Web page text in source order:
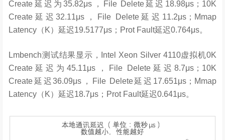
Create延迟为35.82μs，File Delete延迟18.98μs；10K
Create延迟32.11μs，File Delete延迟11.2μs；Mmap
Latency（K）延迟19.5177μs；Prot Fault延迟0.764μs。
Lmbench测试结果显示，Intel Xeon Silver 4110虚拟机0K
Create延迟为45.11μs，File Delete延迟8.7μs；10K
Create延迟36.09μs，File Delete延迟17.651μs；Mmap
Latency（K）延迟18.7μs；Prot Fault延迟0.641μs。